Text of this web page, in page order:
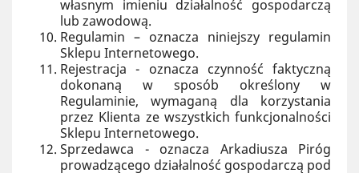
własnym imieniu działalność gospodarczą
lub zawodową.
Regulamin – oznacza niniejszy regulamin
Sklepu Internetowego.
Rejestracja - oznacza czynność faktyczną
dokonaną w sposób określony w
Regulaminie, wymaganą dla korzystania
przez Klienta ze wszystkich funkcjonalności
Sklepu Internetowego.
Sprzedawca - oznacza Arkadiusza Piróg
prowadzącego działalność gospodarczą pod